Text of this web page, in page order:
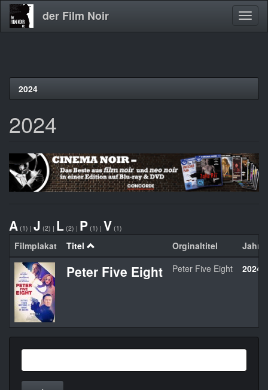
Direkt
der Film Noir
2024
2024
A (1) | J (2) | L (2) | P (1) | V (1)
Filmplakat Titel Orginaltitel Jahr
Peter Five Eight Peter Five Eight 2024